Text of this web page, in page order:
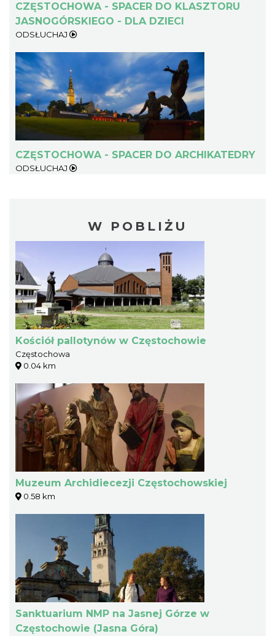
CZĘSTOCHOWA - SPACER DO KLASZTORU
JASNOGÓRSKIEGO - DLA DZIECI
ODSŁUCHAJ
CZĘSTOCHOWA - SPACER DO ARCHIKATEDRY
ODSŁUCHAJ
W POBLIŻU
Kościół pallotynów w Częstochowie
Częstochowa
0.04 km
Muzeum Archidiecezji Częstochowskiej
0.58 km
Sanktuarium NMP na Jasnej Górze w
Częstochowie (Jasna Góra)